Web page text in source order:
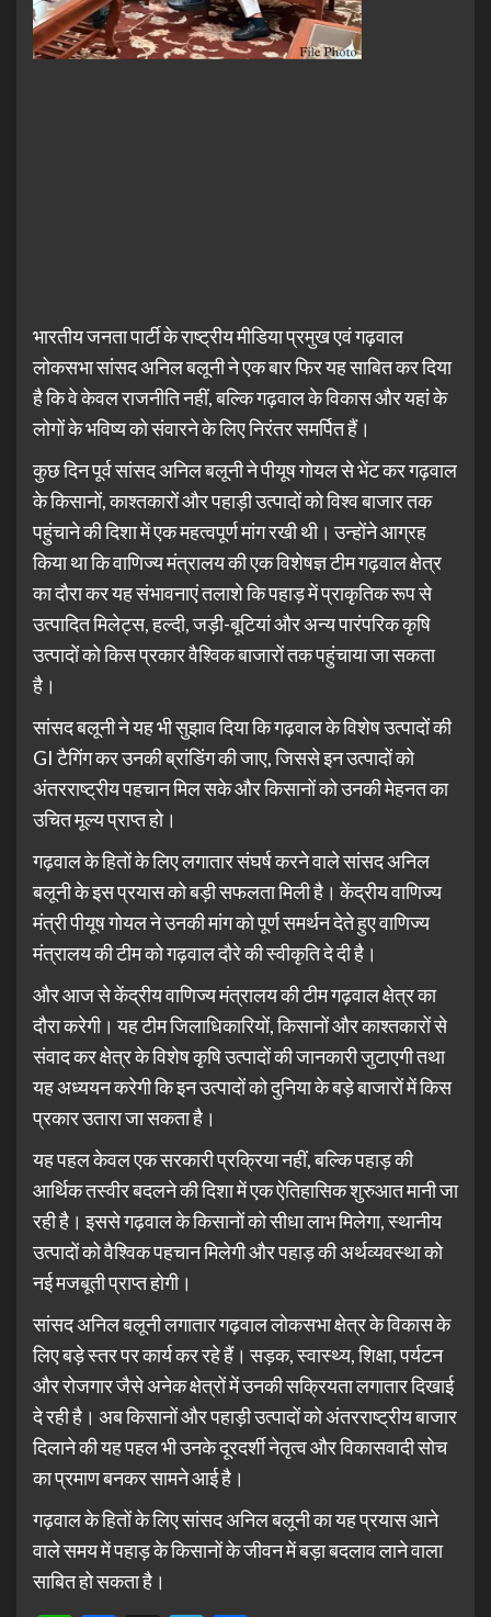
भारतीय जनता पार्टी के राष्ट्रीय मीडिया प्रमुख एवं गढ़वाल
लोकसभा सांसद अनिल बलूनी ने एक बार फिर यह साबित कर दिया
है कि वे केवल राजनीति नहीं, बल्कि गढ़वाल के विकास और यहां के
लोगों के भविष्य को संवारने के लिए निरंतर समर्पित हैं।
कुछ दिन पूर्व सांसद अनिल बलूनी ने पीयूष गोयल से भेंट कर गढ़वाल
के किसानों, काश्तकारों और पहाड़ी उत्पादों को विश्व बाजार तक
पहुंचाने की दिशा में एक महत्वपूर्ण मांग रखी थी। उन्होंने आग्रह
किया था कि वाणिज्य मंत्रालय की एक विशेषज्ञ टीम गढ़वाल क्षेत्र
का दौरा कर यह संभावनाएं तलाशे कि पहाड़ में प्राकृतिक रूप से
उत्पादित मिलेट्स, हल्दी, जड़ी-बूटियां और अन्य पारंपरिक कृषि
उत्पादों को किस प्रकार वैश्विक बाजारों तक पहुंचाया जा सकता
है।
सांसद बलूनी ने यह भी सुझाव दिया कि गढ़वाल के विशेष उत्पादों की
GI टैगिंग कर उनकी ब्रांडिंग की जाए, जिससे इन उत्पादों को
अंतरराष्ट्रीय पहचान मिल सके और किसानों को उनकी मेहनत का
उचित मूल्य प्राप्त हो।
गढ़वाल के हितों के लिए लगातार संघर्ष करने वाले सांसद अनिल
बलूनी के इस प्रयास को बड़ी सफलता मिली है। केंद्रीय वाणिज्य
मंत्री पीयूष गोयल ने उनकी मांग को पूर्ण समर्थन देते हुए वाणिज्य
मंत्रालय की टीम को गढ़वाल दौरे की स्वीकृति दे दी है।
और आज से केंद्रीय वाणिज्य मंत्रालय की टीम गढ़वाल क्षेत्र का
दौरा करेगी। यह टीम जिलाधिकारियों, किसानों और काश्तकारों से
संवाद कर क्षेत्र के विशेष कृषि उत्पादों की जानकारी जुटाएगी तथा
यह अध्ययन करेगी कि इन उत्पादों को दुनिया के बड़े बाजारों में किस
प्रकार उतारा जा सकता है।
यह पहल केवल एक सरकारी प्रक्रिया नहीं, बल्कि पहाड़ की
आर्थिक तस्वीर बदलने की दिशा में एक ऐतिहासिक शुरुआत मानी जा
रही है। इससे गढ़वाल के किसानों को सीधा लाभ मिलेगा, स्थानीय
उत्पादों को वैश्विक पहचान मिलेगी और पहाड़ की अर्थव्यवस्था को
नई मजबूती प्राप्त होगी।
सांसद अनिल बलूनी लगातार गढ़वाल लोकसभा क्षेत्र के विकास के
लिए बड़े स्तर पर कार्य कर रहे हैं। सड़क, स्वास्थ्य, शिक्षा, पर्यटन
और रोजगार जैसे अनेक क्षेत्रों में उनकी सक्रियता लगातार दिखाई
दे रही है। अब किसानों और पहाड़ी उत्पादों को अंतरराष्ट्रीय बाजार
दिलाने की यह पहल भी उनके दूरदर्शी नेतृत्व और विकासवादी सोच
का प्रमाण बनकर सामने आई है।
गढ़वाल के हितों के लिए सांसद अनिल बलूनी का यह प्रयास आने
वाले समय में पहाड़ के किसानों के जीवन में बड़ा बदलाव लाने वाला
साबित हो सकता है।